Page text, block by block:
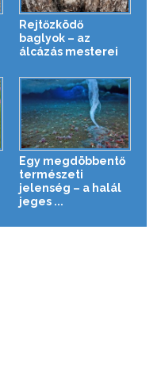
Rejtőzködő
baglyok – az
álcázás mesterei
Egy megdöbbentő
természeti
jelenség – a halál
jeges ...